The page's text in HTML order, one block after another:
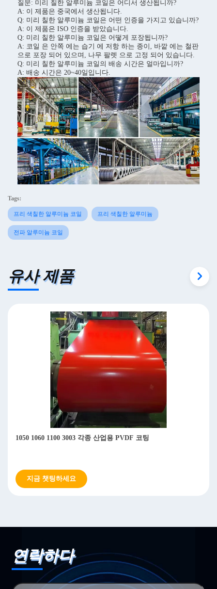
질문: 미리 칠한 알루미늄 코일은 어디서 생산됩니까?
A: 이 제품은 중국에서 생산됩니다.
Q: 미리 칠한 알루미늄 코일은 어떤 인증을 가지고 있습니까?
A: 이 제품은 ISO 인증을 받았습니다.
Q: 미리 칠한 알루미늄 코일은 어떻게 포장됩니까?
A: 코일 은 안쪽 에는 습기 에 저항 하는 종이, 바깥 에는 철판
으로 포장 되어 있으며, 나무 팔렛 으로 고정 되어 있습니다.
Q: 미리 칠한 알루미늄 코일의 배송 시간은 얼마입니까?
A: 배송 시간은 20~40일입니다.
Tags:
프리 색칠한 알루미늄 코일 프리 색칠한 알루미늄
전파 알루미늄 코일
유사 제품
1050 1060 1100 3003 각종 산업용 PVDF 코팅
지금 챗팅하세요
연락하다